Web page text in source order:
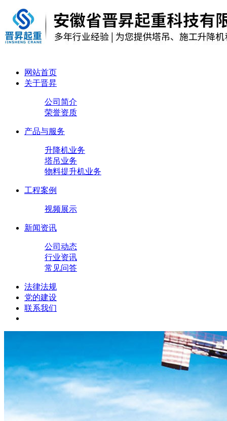
网站首页
关于晋昇
公司简介
荣誉资质
产品与服务
升降机业务
塔吊业务
物料提升机业务
工程案例
视频展示
新闻资讯
公司动态
行业资讯
常见问答
法律法规
党的建设
联系我们